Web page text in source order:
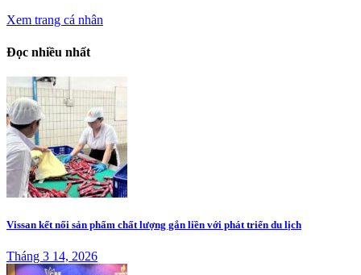
Xem trang cá nhân
Đọc nhiều nhất
Vissan kết nối sản phẩm chất lượng gắn liền với phát triển du lịch
Tháng 3 14, 2026